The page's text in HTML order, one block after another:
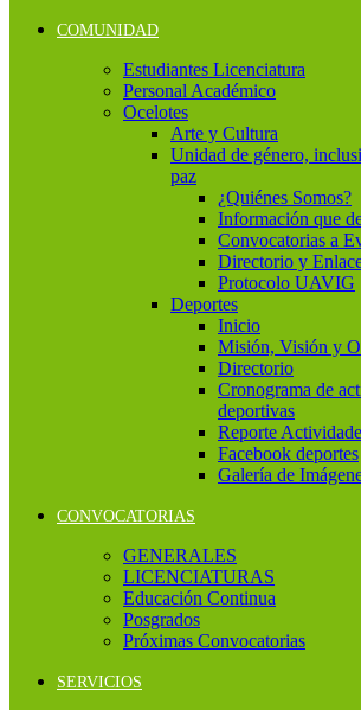
COMUNIDAD
Estudiantes Licenciatura
Personal Académico
Ocelotes
Arte y Cultura
Unidad de género,
paz
¿Quiénes Somos?
Información que
Convocatorias a
Directorio y
Protocolo UAVIG
Deportes
Inicio
Misión, Visión y
Directorio
Cronograma de
deportivas
Reporte
Facebook deportes
Galería de
CONVOCATORIAS
GENERALES
LICENCIATURAS
Educación Continua
Posgrados
Próximas Convocatorias
SERVICIOS